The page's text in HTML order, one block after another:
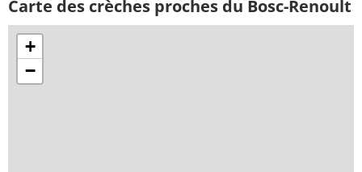
Carte des crèches proches du Bosc-Renoult
+
−